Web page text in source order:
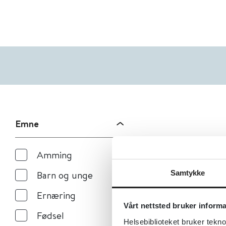
Samtykke
Vårt nettsted bruker
Helsebiblioteket bruker
Emne
Amming
Barn og unge
Ernæring
Fødsel